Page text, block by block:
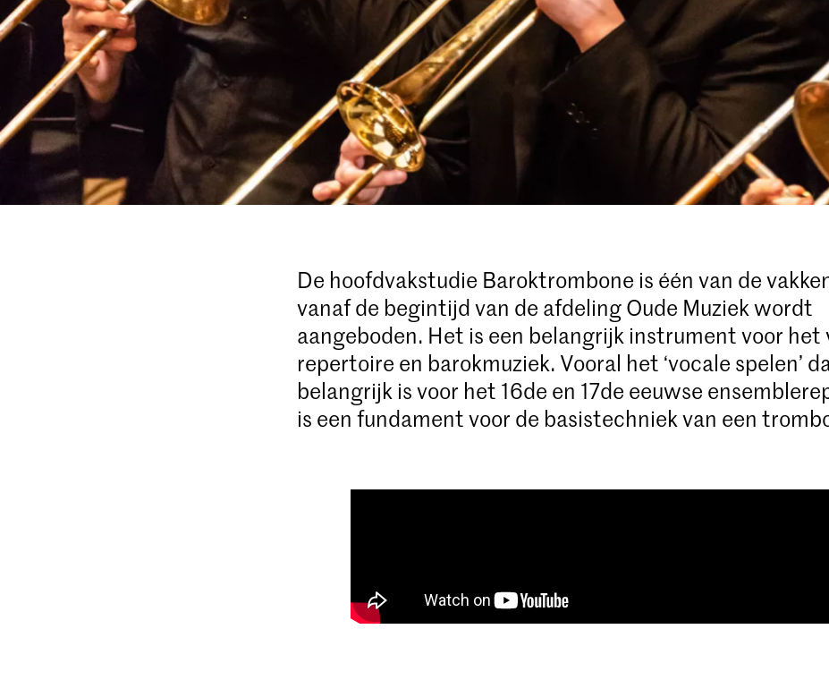
De hoofdvakstudie Baroktrombone is één van de
vanaf de begintijd van de afdeling Oude Muziek wordt
aangeboden. Het is een belangrijk instrument voor het
repertoire en barokmuziek. Vooral het ‘vocale spelen’
belangrijk is voor het 16de en 17de eeuwse
is een fundament voor de basistechniek van een